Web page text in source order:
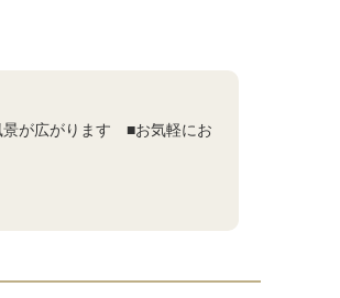
が広がります ■お気軽にお